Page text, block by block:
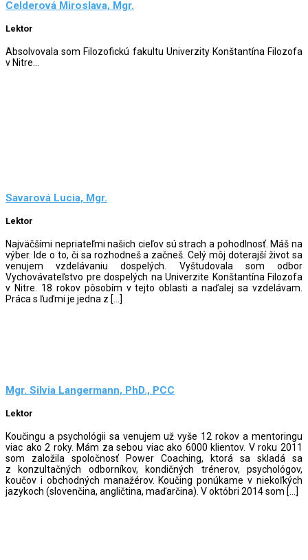
Celderová Miroslava, Mgr.
Lektor
Absolvovala som Filozofickú fakultu Univerzity Konštantína Filozofa
v Nitre...
Savarová Lucia, Mgr.
Lektor
Najväčšími nepriateľmi našich cieľov sú strach a pohodlnosť. Máš na
výber. Ide o to, či sa rozhodneš a začneš. Celý môj doterajší život sa
venujem vzdelávaniu dospelých. Vyštudovala som odbor
Vychovávateľstvo pre dospelých na Univerzite Konštantína Filozofa
v Nitre. 18 rokov pôsobím v tejto oblasti a naďalej sa vzdelávam.
Práca s ľuďmi je jedna z […]
Mgr. Silvia Langermann, PhD., PCC
Lektor
Koučingu a psychológii sa venujem už vyše 12 rokov a mentoringu
viac ako 2 roky. Mám za sebou viac ako 6000 klientov. V roku 2011
som založila spoločnosť Power Coaching, ktorá sa skladá sa
z konzultačných odborníkov, kondičných trénerov, psychológov,
koučov i obchodných manažérov. Koučing ponúkame v niekoľkých
jazykoch (slovenčina, angličtina, maďarčina). V októbri 2014 som […]